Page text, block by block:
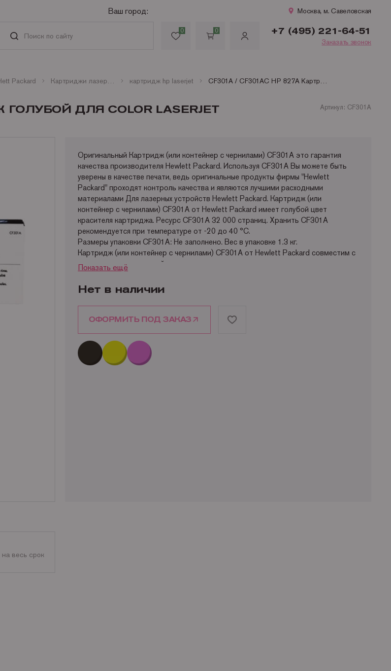
Ваш город: Москва, м. Савеловская
0 0 +7 (495) 221-64-51
Заказать звонок
Packard Картриджи лазерные цветные HP картридж hp laserjet CF301A / CF301AC HP 827A Kартридж голубой для color LaserJet Enterprise M880 (32000стр.)
ДЛЯ COLOR LASERJET Артикул: CF301A
Оригинальный Картридж (или контейнер с чернилами) CF301A это гарантия
качества производителя Hewlett Packard. Используя CF301A Вы можете быть
уверены в качестве печати, ведь оригинальные продукты фирмы "Hewlett
Packard" проходят контроль качества и являются лучшими расходными
материалами Для лазерных устройств Hewlett Packard. Картридж (или
контейнер с чернилами) CF301A от Hewlett Packard имеет голубой цвет
красителя картриджа. Ресурс CF301A 32 000 страниц. Хранить CF301A
рекомендуется при температуре от -20 до 40 °C.
Размеры упаковки CF301A: Не заполнено. Вес в упаковке 1.3 кг.
Картридж (или контейнер с чернилами) CF301A от Hewlett Packard совместим с
такими моделями устройств как:
HP Color LaserJet M880 (Enterprise flow MFP) HP Color LaserJet M880z
(A2W75A) HP Color LaserJet M880z+ (A2W76A) HP Color LaserJet M880z+ NFC
(Enterprise flow MFP).
Производитель оставляет за собой право изменять характеристики продукта.
При заказе Вы можете уточнить характеристики оригинального CF301A у
Наши контакты
Доставка по России,
Показать ещё
Нет в наличии
ОФОРМИТЬ ПОД ЗАКАЗ
весь срок